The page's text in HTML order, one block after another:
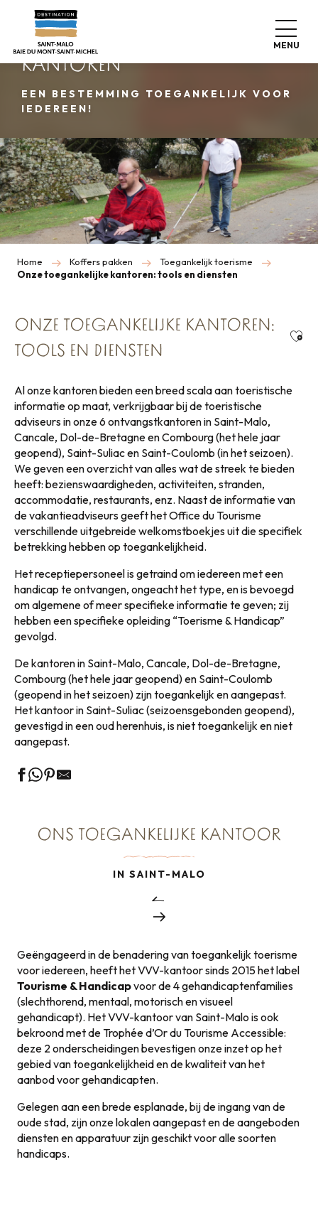
contenu
principal
MENU
ONZE TOEGANKELIJKE
KANTOREN
EEN BESTEMMING TOEGANKELIJK VOOR
IEDEREEN!
Home Koffers pakken
Toegankelijk toerisme
Onze toegankelijke kantoren: tools en diensten
ONZE TOEGANKELIJKE KANTOREN:
TOOLS EN DIENSTEN
Al onze kantoren bieden een breed scala aan toeristische
informatie op maat, verkrijgbaar bij de toeristische
adviseurs in onze 6 ontvangstkantoren in Saint-Malo,
Cancale, Dol-de-Bretagne en Combourg (het hele jaar
geopend), Saint-Suliac en Saint-Coulomb (in het seizoen).
We geven een overzicht van alles wat de streek te bieden
heeft: bezienswaardigheden, activiteiten, stranden,
accommodatie, restaurants, enz. Naast de informatie van
de vakantieadviseurs geeft het Office du Tourisme
verschillende uitgebreide welkomstboekjes uit die specifiek
betrekking hebben op toegankelijkheid.
Het receptiepersoneel is getraind om iedereen met een
handicap te ontvangen, ongeacht het type, en is bevoegd
om algemene of meer specifieke informatie te geven; zij
hebben een specifieke opleiding “Toerisme & Handicap”
gevolgd.
De kantoren in Saint-Malo, Cancale, Dol-de-Bretagne,
Combourg (het hele jaar geopend) en Saint-Coulomb
(geopend in het seizoen) zijn toegankelijk en aangepast.
Het kantoor in Saint-Suliac (seizoensgebonden geopend),
gevestigd in een oud herenhuis, is niet toegankelijk en niet
aangepast.
ONS TOEGANKELIJKE KANTOOR
IN SAINT-MALO
Geëngageerd in de benadering van toegankelijk toerisme
voor iedereen, heeft het VVV-kantoor sinds 2015 het label
Tourisme & Handicapvoor de 4 gehandicaptenfamilies
(slechthorend, mentaal, motorisch en visueel
gehandicapt). Het VVV-kantoor van Saint-Malo is ook
bekroond met de Trophée d’Or du Tourisme Accessible:
deze 2 onderscheidingen bevestigen onze inzet op het
gebied van toegankelijkheid en de kwaliteit van het
aanbod voor gehandicapten.
Gelegen aan een brede esplanade, bij de ingang van de
oude stad, zijn onze lokalen aangepast en de aangeboden
diensten en apparatuur zijn geschikt voor alle soorten
handicaps.